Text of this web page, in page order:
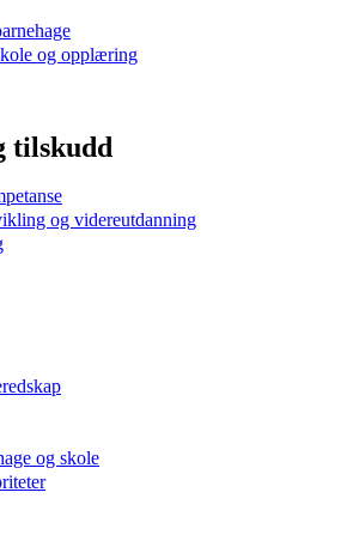
og opplæring
tilskudd
og videreutdanning
og skole